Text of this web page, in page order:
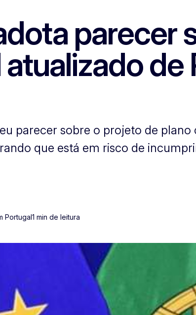
parecer
de
parecer sobre o projeto de
que está em risco de
Portugal1 min de leitura